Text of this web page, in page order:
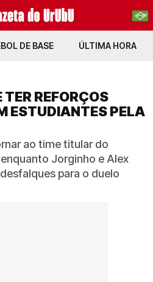
PT-BR
DE BASE ÚLTIMA HORA
REFORÇOS
ESTUDIANTES PELA
ao time titular do
Jorginho e Alex
para o duelo